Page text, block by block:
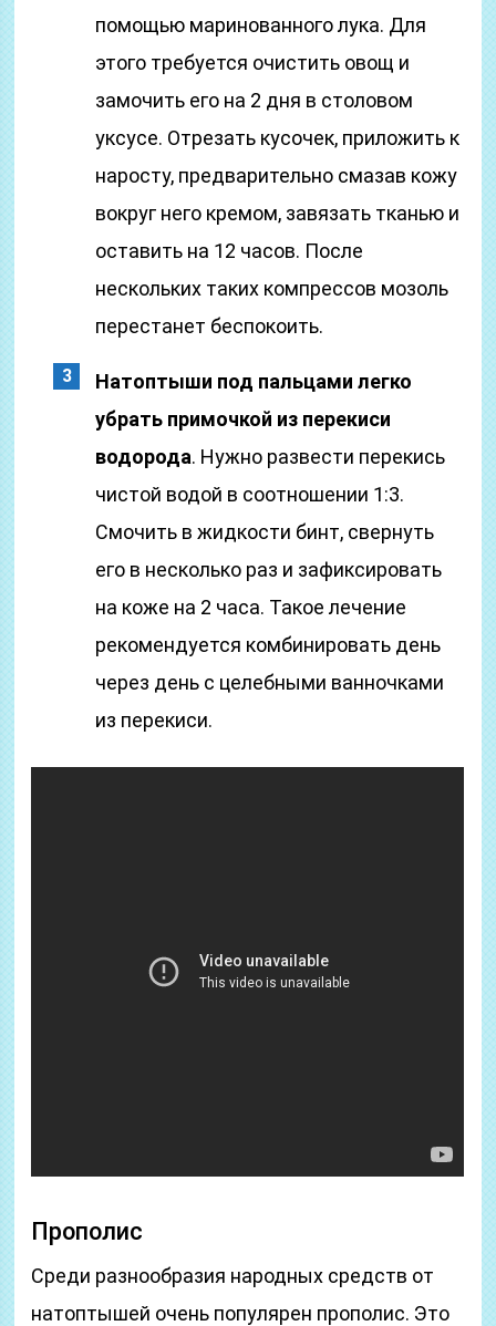
помощью маринованного лука. Для
этого требуется очистить овощ и
замочить его на 2 дня в столовом
уксусе. Отрезать кусочек, приложить к
наросту, предварительно смазав кожу
вокруг него кремом, завязать тканью и
оставить на 12 часов. После
нескольких таких компрессов мозоль
перестанет беспокоить.
Натоптыши под пальцами легко
убрать примочкой из перекиси
водорода. Нужно развести перекись
чистой водой в соотношении 1:3.
Смочить в жидкости бинт, свернуть
его в несколько раз и зафиксировать
на коже на 2 часа. Такое лечение
рекомендуется комбинировать день
через день с целебными ванночками
из перекиси.
Прополис
Среди разнообразия народных средств от
натоптышей очень популярен прополис. Это